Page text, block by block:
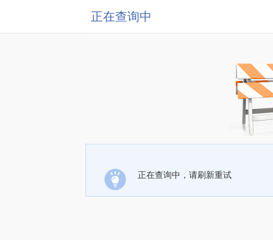
正在查询中
正在查询中，请刷新重试